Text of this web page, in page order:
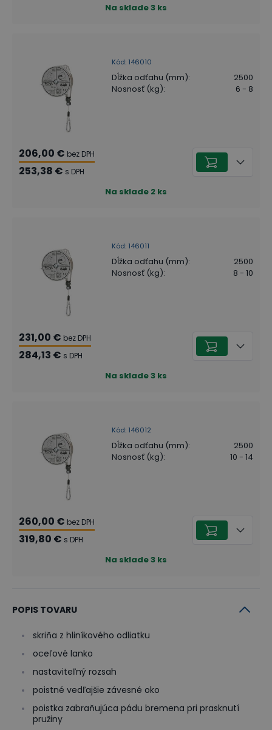
Na sklade3 ks
Kód: 146010
Dĺžka odťahu (mm):
2500
Nosnosť (kg): 6 - 8
206,00 € bez DPH
253,38 € s DPH
Na sklade 2 ks
Kód: 146011
Dĺžka odťahu (mm):
2500
Nosnosť (kg): 8 - 10
231,00 € bez DPH
284,13 € s DPH
Na sklade3 ks
Kód: 146012
Dĺžka odťahu (mm):
2500
Nosnosť (kg): 10 - 14
260,00 € bez DPH
319,80 € s DPH
Na sklade3 ks
POPIS TOVARU
skriňa z hliníkového odliatku
oceľové lanko
nastaviteľný rozsah
poistné vedľajšie závesné oko
poistka zabraňujúca pádu bremena pri prasknutí
pružiny